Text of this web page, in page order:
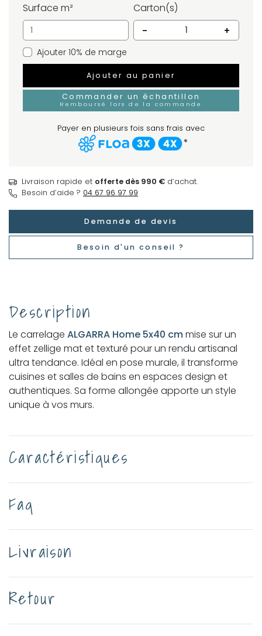
Surface m²
Carton(s)
-
+
Ajouter 10% de marge
Ajouter au panier
Commander un échantillon
Remboursé lors de la commande
Payer en plusieurs fois sans frais avec
*
Livraison rapide et offerte dès 990 € d’achat.
Besoin d’aide ? 04 67 96 97 99
Demande de devis
Besoin d'un conseil ?
Description
Le carrelage ALGARRA Home 5x40 cmmise sur un
effet zellige mat et texturé pour un rendu artisanal
ultra tendance. Idéal en pose murale, il transforme
cuisines et salles de bains en espaces design et
authentiques. Sa forme allongée apporte un style
unique à vos murs.
Caractéristiques
Faq
Livraison
Retour